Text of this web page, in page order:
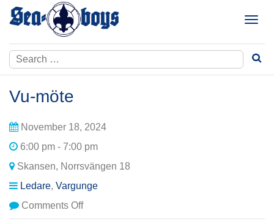
Skip
T
g
l
Search
for:
Vu-möte
November 18, 2024
6:00 pm - 7:00 pm
Skansen, Norrsvängen 18
Ledare, Vargunge
Comments Offon
Vu-